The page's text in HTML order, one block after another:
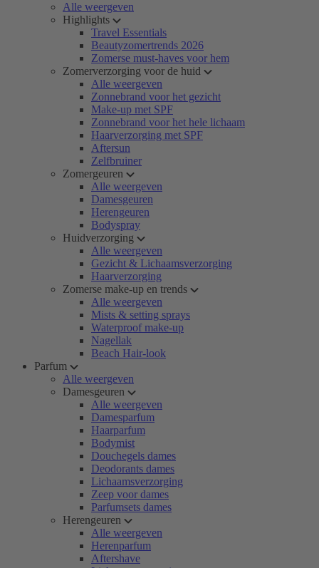
Alle weergeven
Highlights
Travel Essentials
Beautyzomertrends 2026
Zomerse must-haves voor hem
Zomerverzorging voor de huid
Alle weergeven
Zonnebrand voor het gezicht
Make-up met SPF
Zonnebrand voor het hele lichaam
Haarverzorging met SPF
Aftersun
Zelfbruiner
Zomergeuren
Alle weergeven
Damesgeuren
Herengeuren
Bodyspray
Huidverzorging
Alle weergeven
Gezicht & Lichaamsverzorging
Haarverzorging
Zomerse make-up en trends
Alle weergeven
Mists & setting sprays
Waterproof make-up
Nagellak
Beach Hair-look
Parfum
Alle weergeven
Damesgeuren
Alle weergeven
Damesparfum
Haarparfum
Bodymist
Douchegels dames
Deodorants dames
Lichaamsverzorging
Zeep voor dames
Parfumsets dames
Herengeuren
Alle weergeven
Herenparfum
Aftershave